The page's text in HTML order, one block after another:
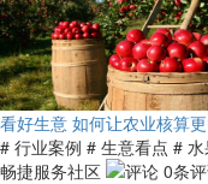
看好生意 如何让农业核算
# 行业案例 # 生意看点 #
畅捷服务社区
0条